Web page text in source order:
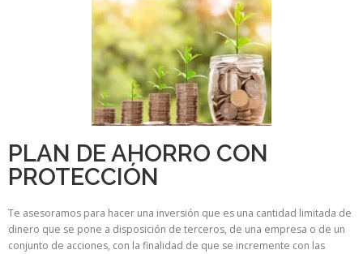
PLAN DE AHORRO CON
PROTECCIÓN
Te asesoramos para hacer una inversión que es una cantidad limitada de
dinero que se pone a disposición de terceros, de una empresa o de un
conjunto de acciones, con la finalidad de que se incremente con las